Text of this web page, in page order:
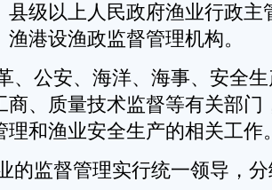
县级以上人民政府渔业行政主
港设渔政监督管理机构。
、公安、海洋、海事、安全
商、质量技术监督等有关部门
理和渔业安全生产的相关工作
的监督管理实行统一领导，